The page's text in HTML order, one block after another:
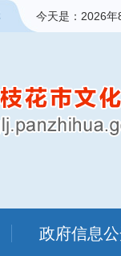
今天是： 2026年
政府信息